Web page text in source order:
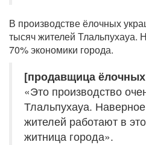
В производстве ёлочных
тысяч жителей Тлальпухауа.
70% экономики города.
[продавщица
«Это производство
Тлальпухауа.
жителей работают в
житница города».